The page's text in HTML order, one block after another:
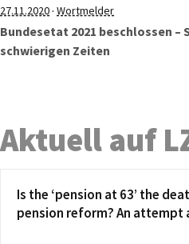
27.11.2020· Wortmelder
Bundesetat 2021 beschlossen
schwierigen Zeiten
Aktuell auf
Is the ‘pension at 63’ the
pension reform? An attempt